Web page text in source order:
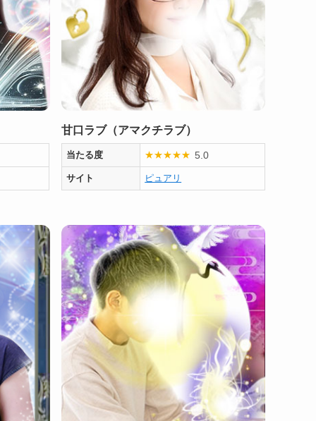
甘口ラブ（アマクチラブ）
当たる度 ★★★★★ 5.0
サイト ピュアリ